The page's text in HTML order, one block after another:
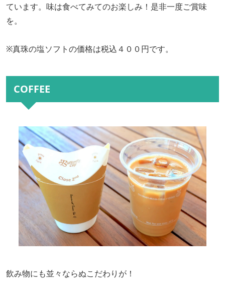
ています。味は食べてみてのお楽しみ！是非一度ご賞味
を。
※真珠の塩ソフトの価格は税込４００円です。
COFFEE
飲み物にも並々ならぬこだわりが！